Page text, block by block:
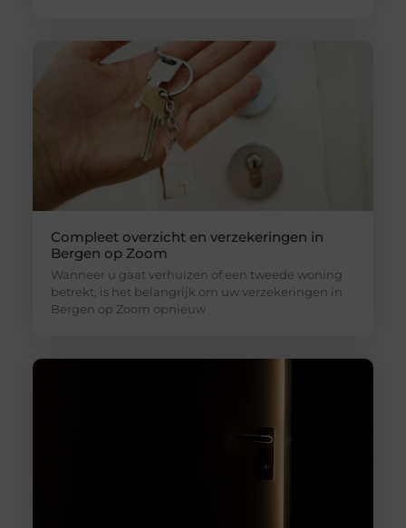
Compleet overzicht en verzekeringen in
Bergen op Zoom
Wanneer u gaat verhuizen of een tweede woning
betrekt, is het belangrijk om uw verzekeringen in
Bergen op Zoom opnieuw